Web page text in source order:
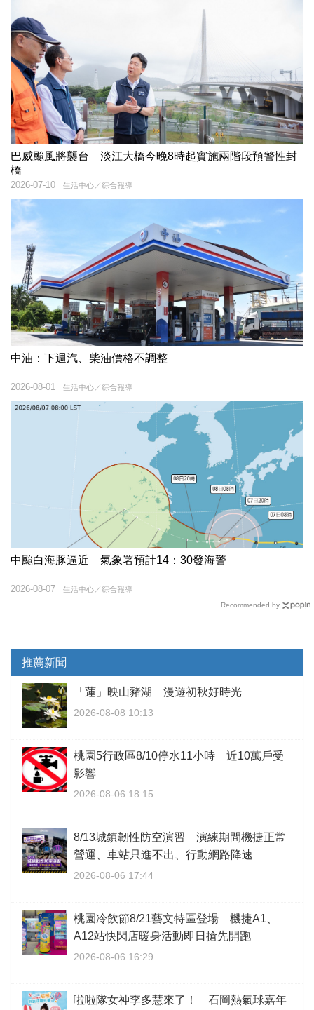
巴威颱風將襲台 淡江大橋今晚8時起實施兩階段預警性封
橋
生活中心／綜合報導
2026-07-10
中油：下週汽、柴油價格不調整
生活中心／綜合報導
2026-08-01
中颱白海豚逼近 氣象署預計14：30發海警
生活中心／綜合報導
2026-08-07
Recommended by
推薦新聞
「蓮」映山豬湖 漫遊初秋好時光
2026-08-08 10:13
桃園5行政區8/10停水11小時 近10萬戶受
影響
2026-08-06 18:15
8/13城鎮韌性防空演習 演練期間機捷正常
營運、車站只進不出、行動網路降速
2026-08-06 17:44
桃園冷飲節8/21藝文特區登場 機捷A1、
A12站快閃店暖身活動即日搶先開跑
2026-08-06 16:29
啦啦隊女神李多慧來了！ 石岡熱氣球嘉年